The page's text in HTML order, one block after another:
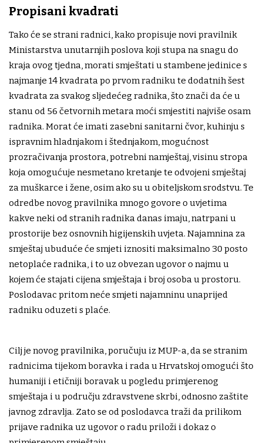
Propisani kvadrati
Tako će se strani radnici, kako propisuje novi pravilnik
Ministarstva unutarnjih poslova koji stupa na snagu do
kraja ovog tjedna, morati smještati u stambene jedinice s
najmanje 14 kvadrata po prvom radniku te dodatnih šest
kvadrata za svakog sljedećeg radnika, što znači da će u
stanu od 56 četvornih metara moći smjestiti najviše osam
radnika. Morat će imati zasebni sanitarni čvor, kuhinju s
ispravnim hladnjakom i štednjakom, mogućnost
prozračivanja prostora, potrebni namještaj, visinu stropa
koja omogućuje nesmetano kretanje te odvojeni smještaj
za muškarce i žene, osim ako su u obiteljskom srodstvu. Te
odredbe novog pravilnika mnogo govore o uvjetima
kakve neki od stranih radnika danas imaju, natrpani u
prostorije bez osnovnih higijenskih uvjeta. Najamnina za
smještaj ubuduće će smjeti iznositi maksimalno 30 posto
netoplaće radnika, i to uz obvezan ugovor o najmu u
kojem će stajati cijena smještaja i broj osoba u prostoru.
Poslodavac pritom neće smjeti najamninu unaprijed
radniku oduzeti s plaće.
Cilj je novog pravilnika, poručuju iz MUP-a, da se stranim
radnicima tijekom boravka i rada u Hrvatskoj omogući što
humaniji i etičniji boravak u pogledu primjerenog
smještaja i u području zdravstvene skrbi, odnosno zaštite
javnog zdravlja. Zato se od poslodavca traži da prilikom
prijave radnika uz ugovor o radu priloži i dokaz o